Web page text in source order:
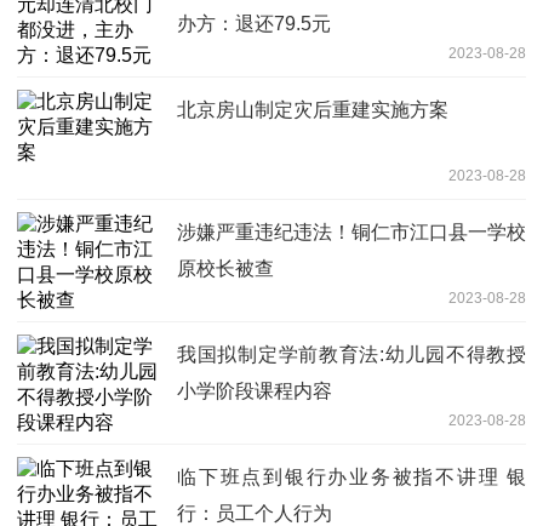
办方：退还79.5元
2023-08-28
北京房山制定灾后重建实施方案
2023-08-28
涉嫌严重违纪违法！铜仁市江口县一学校
原校长被查
2023-08-28
我国拟制定学前教育法:幼儿园不得教授
小学阶段课程内容
2023-08-28
临下班点到银行办业务被指不讲理 银
行：员工个人行为